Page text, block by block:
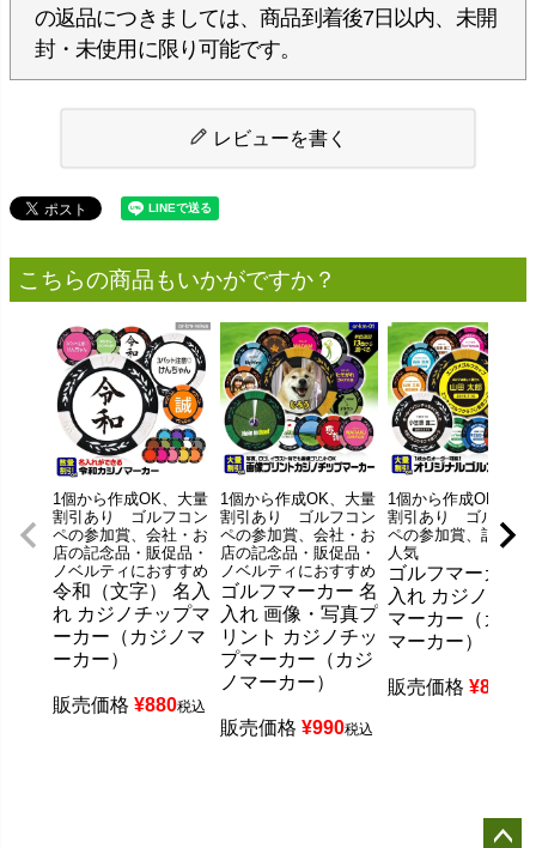
の返品につきましては、商品到着後7日以内、未開
封・未使用に限り可能です。
レビューを書く
こちらの商品もいかがですか？
1個から作成OK、大量
割引あり ゴルフコン
ペの参加賞、会社・お
店の記念品・販促品・
ノベルティにおすすめ
令和（文字） 名入
れ カジノチップマ
ーカー（カジノマ
ーカー）
販売価格 ¥880税込
1個から作成OK、大量
割引あり ゴルフコン
ペの参加賞、会社・お
店の記念品・販促品・
ノベルティにおすすめ
ゴルフマーカー 名
入れ 画像・写真プ
リント カジノチッ
プマーカー（カジ
ノマーカー）
販売価格 ¥990税込
1個から作成OK、大
割引あり ゴルフコ
ペの参加賞、記念品
人気
ゴルフマーカー
入れ カジノチッ
マーカー（カジ
マーカー）
販売価格 ¥880